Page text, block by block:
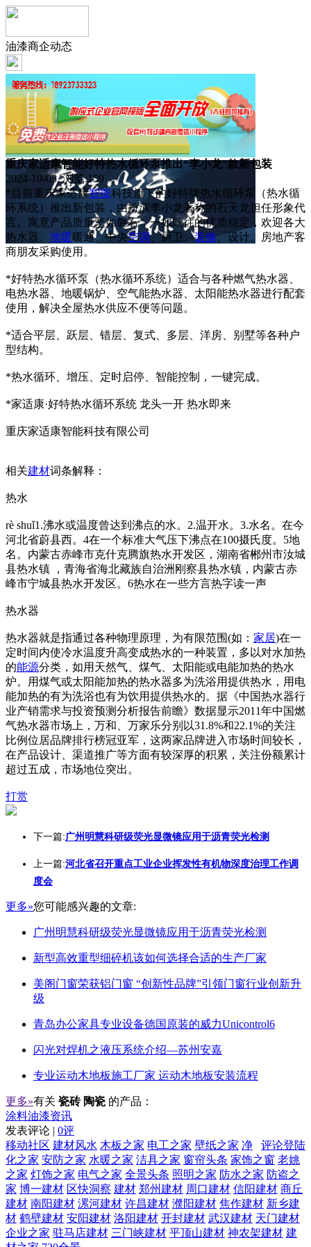
油漆商企动态
重庆家适康智能好特热水循环泵推出“李小龙”款新包装
2024-10-05 浏览:159
*目前重庆家适康智能科技旗下的好特牌热水循环泵（热水循
环系统）推出新包装，由扮演李小龙著称的石天龙担任形象代
言。寓意产品质量坚如磐石，一如既往的优质稳定，欢迎各大
热水器、 地暖暖通、中央空调、厨卫、装修、设计、房地产客
商朋友采购使用。
*好特热水循环泵（热水循环系统）适合与各种燃气热水器、
电热水器、地暖锅炉、空气能热水器、太阳能热水器进行配套
使用，解决全屋热水供应不便等问题。
*适合平层、跃层、错层、复式、多层、洋房、别墅等各种户
型结构。
*热水循环、增压、定时启停、智能控制，一键完成。
*家适康·好特热水循环系统 龙头一开 热水即来
重庆家适康智能科技有限公司
相关建材词条解释：
热水
rè shuǐ1.沸水或温度曾达到沸点的水。2.温开水。3.水名。在今
河北省蔚县西。4在一个标准大气压下沸点在100摄氏度。5地
名。内蒙古赤峰市克什克腾旗热水开发区，湖南省郴州市汝城
县热水镇 ，青海省海北藏族自治洲刚察县热水镇，内蒙古赤
峰市宁城县热水开发区。6热水在一些方言热字读一声
热水器
热水器就是指通过各种物理原理，为有限范围(如： 家居)在一
定时间内使冷水温度升高变成热水的一种装置，多以对水加热
的能源分类，如用天然气、煤气、太阳能或电能加热的热水
炉。用煤气或太阳能加热的热水器多为洗浴用提供热水，用电
能加热的有为洗浴也有为饮用提供热水的。据《中国热水器行
业产销需求与投资预测分析报告前瞻》数据显示2011年中国燃
气热水器市场上，万和、万家乐分别以31.8%和22.1%的关注
比例位居品牌排行榜冠亚军，这两家品牌进入市场时间较长，
在产品设计、渠道推广等方面有较深厚的积累，关注份额累计
超过五成，市场地位突出。
打赏
下一篇:广州明慧科研级荧光显微镜应用于沥青荧光检测
上一篇:河北省召开重点工业企业挥发性有机物深度治理工作调
度会
更多»您可能感兴趣的文章:
广州明慧科研级荧光显微镜应用于沥青荧光检测
新型高效重型细碎机该如何选择合适的生产厂家
美阁门窗荣获铝门窗 “创新性品牌”引领门窗行业创新升
级
青岛办公家具专业设备德国原装的威力Unicontrol6
闪光对焊机之液压系统介绍—苏州安嘉
专业运动木地板施工厂家 运动木地板安装流程
更多»有关 瓷砖 陶瓷 的产品：
涂料油漆资讯
发表评论 | 0评
评论登陆
移动社区 建材风水 木板之家 电工之家 壁纸之家 净
化之家 安防之家 水暖之家 洁具之家 窗帘头条 家饰之窗 老姚
之家 灯饰之家 电气之家 全景头条 照明之家 防水之家 防盗之
家 博一建材 区快洞察 建材 郑州建材 周口建材 信阳建材 商丘
建材 南阳建材 漯河建材 许昌建材 濮阳建材 焦作建材 新乡建
材 鹤壁建材 安阳建材 洛阳建材 开封建材 武汉建材 天门建材
企业之家 驻马店建材 三门峡建材 平顶山建材 神农架建材 建